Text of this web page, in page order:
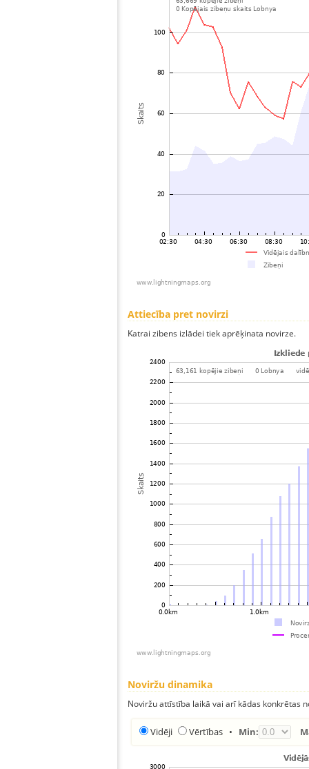
Attiecība pret novirzi
Katrai zibens izlādei tiek aprēķinata novirze.
Noviržu dinamika
Noviržu attīstība laikā vai arī kādas konkrētas
Vidēji Vērtības • Min: